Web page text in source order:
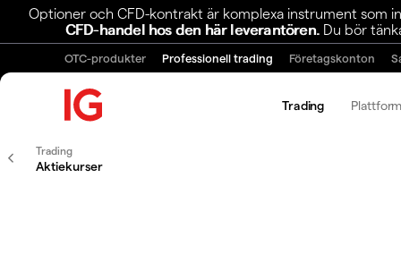
Optioner och CFD-kontrakt är komplexa instrument som
CFD-handel hos den här leverantören. Du bör
OTC-produkter Professionell trading Företagskonton
Trading
Trading
Aktiekurser